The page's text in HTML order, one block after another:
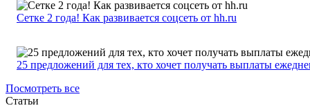
Сетке 2 года! Как развивается соцсеть от hh.ru
25 предложений для тех, кто хочет получать выплаты
Посмотреть все
Статьи